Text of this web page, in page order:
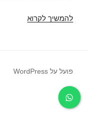
להמשיך לקרוא
פועל על WordPress